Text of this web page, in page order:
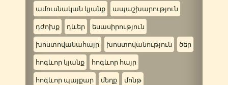
ամուսնական կյանք ապաշխարություն
դժոխք դևեր եսասիրություն
խոստովանահայր խոստովանություն ծեր
հոգևոր կյանք հոգևոր հայր
հոգևոր պայքար մեղք մոնթ